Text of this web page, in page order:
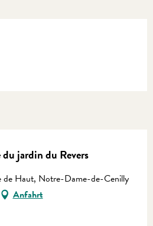
jardin du Revers
de Haut, Notre-Dame-de-Cenilly
Anfahrt